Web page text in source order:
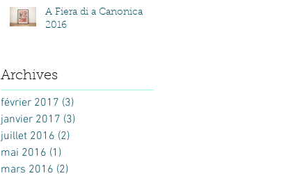
A Fiera di a Canonica
2016
Archives
février 2017 (3)
janvier 2017 (3)
juillet 2016 (2)
mai 2016 (1)
mars 2016 (2)